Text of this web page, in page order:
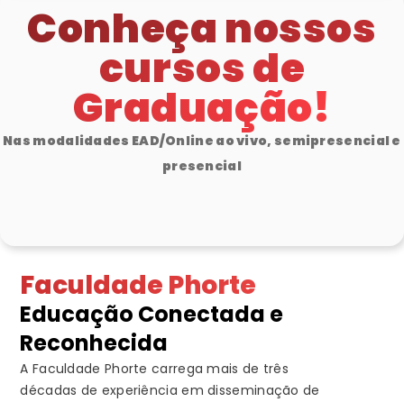
Conheça nossos
cursos de
Graduação!
Nas modalidades EAD/Online ao vivo, semipresencial e
presencial
Faculdade Phorte
Educação Conectada e
Reconhecida
A Faculdade Phorte carrega mais de três
décadas de experiência em disseminação de